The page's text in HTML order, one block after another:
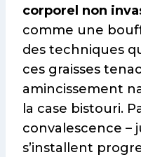
corporel non
comme une
des techniques
ces graisses
amincissement
la case bistouri.
convalescence –
s’installent